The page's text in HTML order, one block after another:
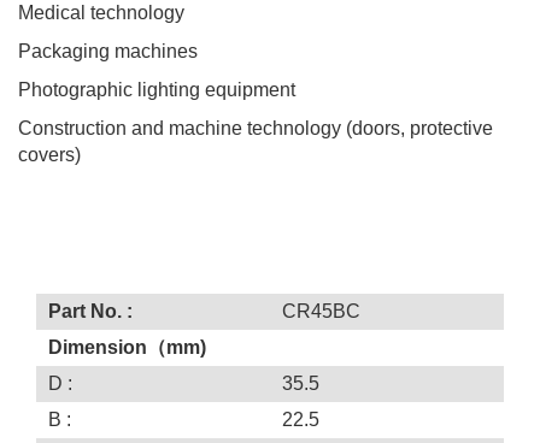
Medical technology
Packaging machines
Photographic lighting equipment
Construction and machine technology (doors, protective
covers)
Part No. :
CR45BC
Dimension（mm)
D :
35.5
B :
22.5